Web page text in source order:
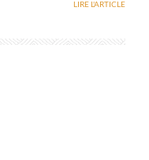
LIRE L'ARTICLE